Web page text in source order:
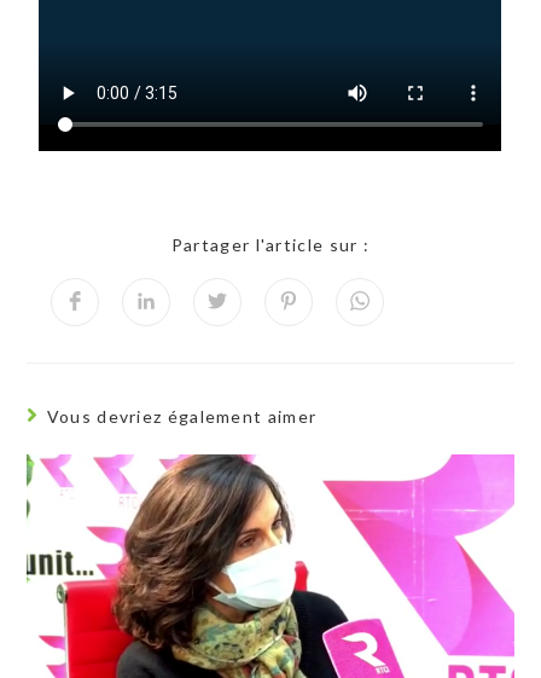
Partager l'article sur :
Vous devriez également aimer